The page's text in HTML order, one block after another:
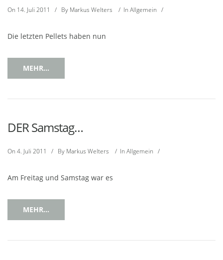
On 14. Juli 2011 / By Markus Welters / In Allgemein /
Die letzten Pellets haben nun
MEHR...
DER Samstag…
On 4. Juli 2011 / By Markus Welters / In Allgemein /
Am Freitag und Samstag war es
MEHR...